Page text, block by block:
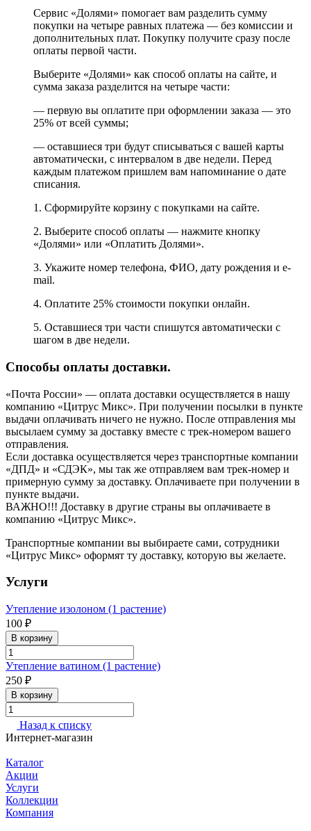
Сервис «Долями» помогает вам разделить сумму
покупки на четыре равных платежа — без комиссии и
дополнительных плат. Покупку получите сразу после
оплаты первой части.
Выберите «Долями» как способ оплаты на сайте, и
сумма заказа разделится на четыре части:
— первую вы оплатите при оформлении заказа — это
25% от всей суммы;
— оставшиеся три будут списываться с вашей карты
автоматически, с интервалом в две недели. Перед
каждым платежом пришлем вам напоминание о дате
списания.
1. Сформируйте корзину с покупками на сайте.
2. Выберите способ оплаты — нажмите кнопку
«Долями» или «Оплатить Долями».
3. Укажите номер телефона, ФИО, дату рождения и e-
mail.
4. Оплатите 25% стоимости покупки онлайн.
5. Оставшиеся три части спишутся автоматически с
шагом в две недели.
Способы оплаты доставки.
«Почта России» — оплата доставки осуществляется в нашу
компанию «Цитрус Микс». При получении посылки в пункте
выдачи оплачивать ничего не нужно. После отправления мы
высылаем сумму за доставку вместе с трек-номером вашего
отправления.
Если доставка осуществляется через транспортные компании
«ДПД» и «СДЭК», мы так же отправляем вам трек-номер и
примерную сумму за доставку. Оплачиваете при получении в
пункте выдачи.
ВАЖНО!!! Доставку в другие страны вы оплачиваете в
компанию «Цитрус Микс».
Транспортные компании вы выбираете сами, сотрудники
«Цитрус Микс» оформят ту доставку, которую вы желаете.
Услуги
Утепление изолоном (1 растение)
100 ₽
В корзину
Утепление ватином (1 растение)
250 ₽
В корзину
Назад к списку
Интернет-магазин
Каталог
Акции
Услуги
Коллекции
Компания